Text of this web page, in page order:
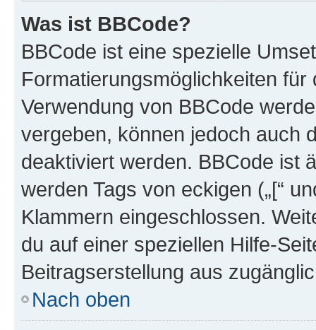
Was ist BBCode?
BBCode ist eine spezielle
Formatierungsmöglichkeiten
Verwendung von BBCode
vergeben, können jedoch auch
deaktiviert werden. BBCode ist
werden Tags von eckigen („[“
Klammern eingeschlossen.
du auf einer speziellen Hilfe-
Beitragserstellung aus
Nach oben